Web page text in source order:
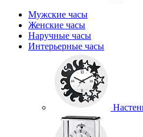
Мужские часы
Женские часы
Наручные часы
Интерьерные часы